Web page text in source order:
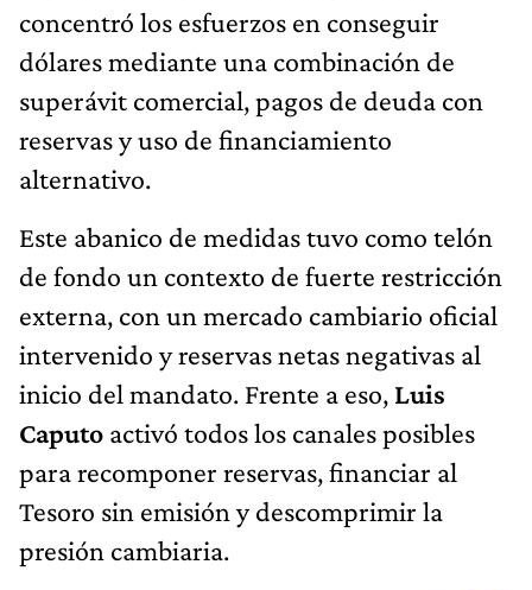
concentró los esfuerzos en conseguir
dólares mediante una combinación de
superávit comercial, pagos de deuda con
reservas y uso de financiamiento
alternativo.
Este abanico de medidas tuvo como telón
de fondo un contexto de fuerte restricción
externa, con un mercado cambiario oficial
intervenido y reservas netas negativas al
inicio del mandato. Frente a eso, Luis
Caputo activó todos los canales posibles
para recomponer reservas, financiar al
Tesoro sin emisión y descomprimir la
presión cambiaria.